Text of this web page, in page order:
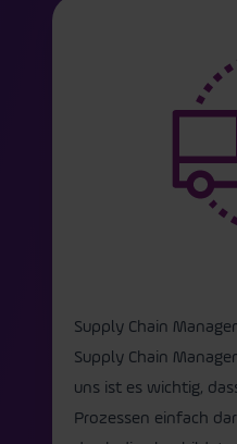
Supply Chain
Supply Chain
uns ist es wichtig,
Prozessen einfach